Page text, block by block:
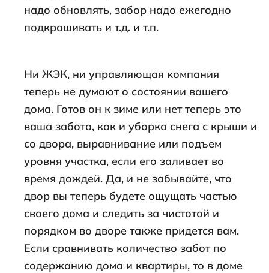
надо обновлять, забор надо ежегодно
подкрашивать и т.д. и т.п.
Ни ЖЭК, ни управляющая компания
теперь не думают о состоянии вашего
дома. Готов он к зиме или нет теперь это
ваша забота, как и уборка снега с крыши и
со двора, выравнивание или подъем
уровня участка, если его заливает во
время дождей. Да, и не забывайте, что
двор вы теперь будете ощущать частью
своего дома и следить за чистотой и
порядком во дворе также придется вам.
Если сравнивать количество забот по
содержанию дома и квартиры, то в доме